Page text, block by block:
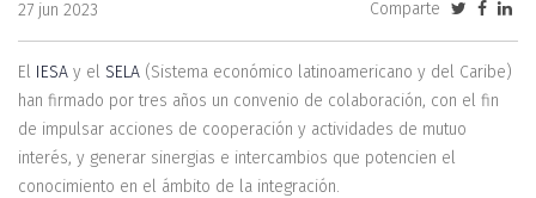
27 jun 2023 Comparte
El IESA y el SELA (Sistema económico latinoamericano y del Caribe)
han firmado por tres años un convenio de colaboración, con el fin
de impulsar acciones de cooperación y actividades de mutuo
interés, y generar sinergias e intercambios que potencien el
conocimiento en el ámbito de la integración.